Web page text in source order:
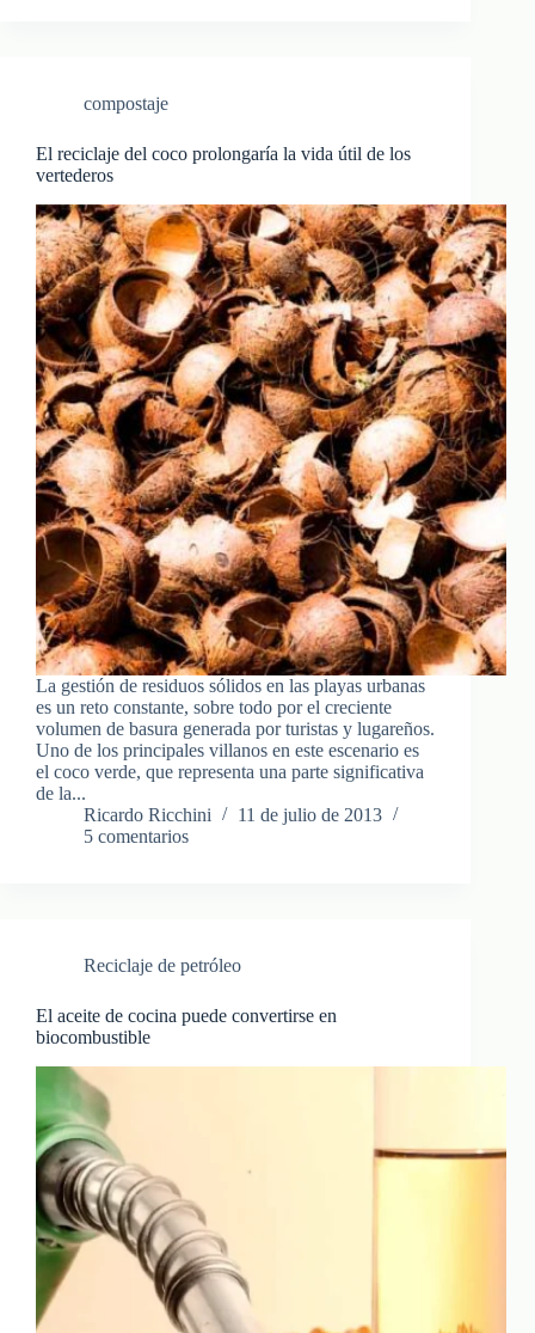
compostaje
El reciclaje del coco prolongaría la vida útil de los
vertederos
La gestión de residuos sólidos en las playas urbanas
es un reto constante, sobre todo por el creciente
volumen de basura generada por turistas y lugareños.
Uno de los principales villanos en este escenario es
el coco verde, que representa una parte significativa
de la...
Ricardo Ricchini
11 de julio de 2013
5 comentarios
Reciclaje de petróleo
El aceite de cocina puede convertirse en
biocombustible